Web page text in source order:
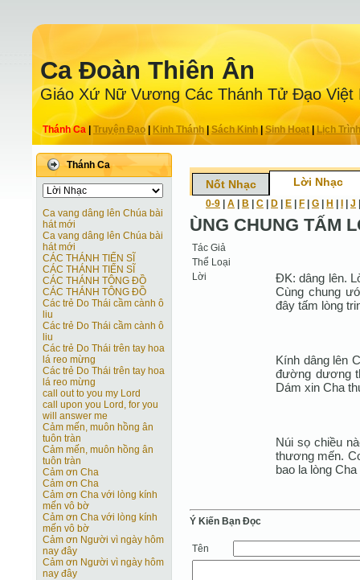
Ca Ðoàn Thiên Ân
Giáo Xứ Nữ Vương Các Thánh Tử Ðạo Việt
Thánh Ca Truyện Ðạo| Kinh Thánh Sách Kinh|Sinh Hoạt| Lịch Trình
Thánh Ca
Ca vang dâng lên Chúa bài
hát mới
Ca vang dâng lên Chúa bài
hát mới
CÁC THÁNH TIẾN SĨ
CÁC THÁNH TIẾN SĨ
CÁC THÁNH TÔNG ĐỒ
CÁC THÁNH TÔNG ĐỒ
Các trẻ Do Thái cầm cành ô
liu
Các trẻ Do Thái cầm cành ô
liu
Các trẻ Do Thái trên tay hoa
lá reo mừng
Các trẻ Do Thái trên tay hoa
lá reo mừng
call out to you my Lord
call upon you Lord, for you
will answer me
Cảm mến, muôn hồng ân
tuôn tràn
Cảm mến, muôn hồng ân
tuôn tràn
Cảm ơn Cha
Cảm ơn Cha
Cảm ơn Cha với lòng kính
mến vô bờ
Cảm ơn Cha với lòng kính
mến vô bờ
Cảm ơn Người vì ngày hôm
nay đây
Cảm ơn Người vì ngày hôm
nay đây
Nốt Nhạc Lời Nhạc
0-9 A B C D E F G H J
ÙNG CHUNG TẤM
Tác Giả
Thể Loại
Lời
ĐK: dâng lên.
Cùng chung
đây tấm lòng
Kính dâng lên
đường dương
Dám xin Cha
Núi sọ chiều
thương mến.
bao la lòng
Ý Kiến Bạn Ðọc
Tên